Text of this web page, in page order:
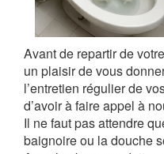
Avant de repartir de
un plaisir de vous
l’entretien régulier de
d’avoir à faire appel à
Il ne faut pas attendre
baignoire ou la douche